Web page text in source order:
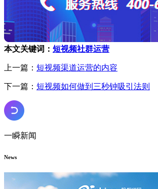
本文关键词： 短视频社群运营
上一篇： 短视频渠道运营的内容
下一篇： 短视频如何做到三秒钟吸引法则
一瞬新闻
News